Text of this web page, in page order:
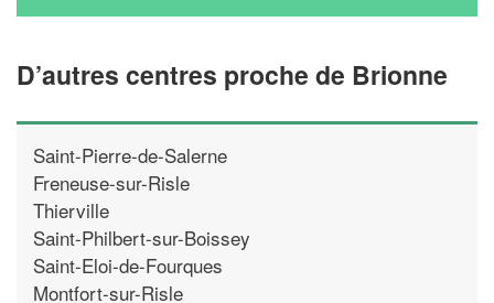
D’autres centres proche de Brionne
Saint-Pierre-de-Salerne
Freneuse-sur-Risle
Thierville
Saint-Philbert-sur-Boissey
Saint-Eloi-de-Fourques
Montfort-sur-Risle